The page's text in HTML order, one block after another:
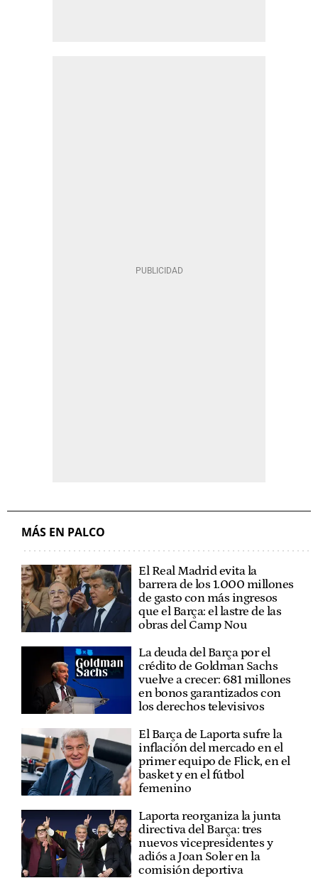
MÁS EN PALCO
El Real Madrid evita la
barrera de los 1.000 millones
de gasto con más ingresos
que el Barça: el lastre de las
obras del Camp Nou
La deuda del Barça por el
crédito de Goldman Sachs
vuelve a crecer: 681 millones
en bonos garantizados con
los derechos televisivos
El Barça de Laporta sufre la
inflación del mercado en el
primer equipo de Flick, en el
basket y en el fútbol
femenino
Laporta reorganiza la junta
directiva del Barça: tres
nuevos vicepresidentes y
adiós a Joan Soler en la
comisión deportiva